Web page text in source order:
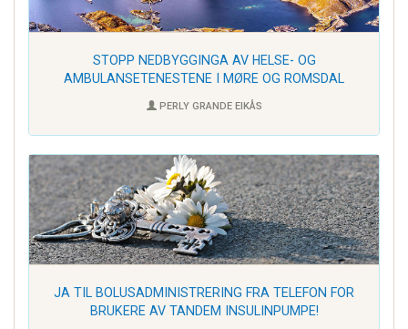
STOPP NEDBYGGINGA AV HELSE- OG
AMBULANSETENESTENE I MØRE OG ROMSDAL
PERLY GRANDE EIKÅS
JA TIL BOLUSADMINISTRERING FRA TELEFON FOR
BRUKERE AV TANDEM INSULINPUMPE!